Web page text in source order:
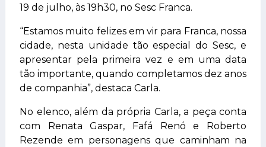
19 de julho, às 19h30, no Sesc Franca.
“Estamos muito felizes em vir para Franca, nossa
cidade, nesta unidade tão especial do Sesc, e
apresentar pela primeira vez e em uma data
tão importante, quando completamos dez anos
de companhia”, destaca Carla.
No elenco, além da própria Carla, a peça conta
com Renata Gaspar, Fafá Renó e Roberto
Rezende em personagens que caminham na